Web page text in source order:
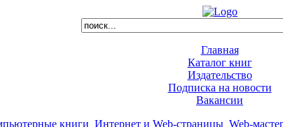
Главная
Каталог книг
Издательство
Подписка на новости
Вакансии
книги Интернет и Web-страницы Web-